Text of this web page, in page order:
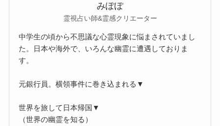
みぽぽ
霊視占い師&霊感クリエーター
中学生の頃から不思議な心霊現象に悩まされていまし
た。日本や海外で、いろんな幽霊に遭遇しておりま
す。
元銀行員。横領事件に巻き込まれる▼
世界を旅して日本帰国▼
（世界の幽霊を知る）